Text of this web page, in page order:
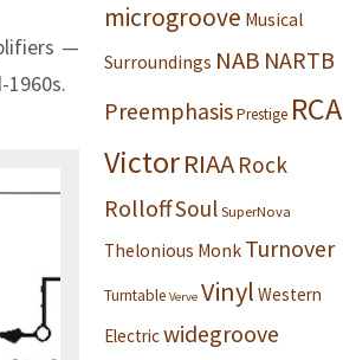
—
microgroove Musical
Surroundings NAB NARTB
PreemphasisPrestige RCA
VictorRIAA Rock
RolloffSoul SuperNova
Thelonious Monk Turnover
Turntable Verve Vinyl Western
Electricwidegroove